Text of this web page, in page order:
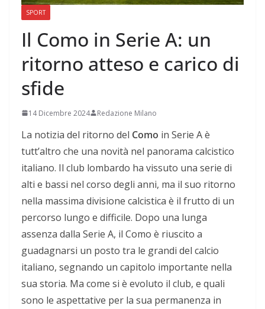
SPORT
Il Como in Serie A: un
ritorno atteso e carico di
sfide
14 Dicembre 2024 Redazione Milano
La notizia del ritorno del Como in Serie A è
tutt’altro che una novità nel panorama calcistico
italiano. Il club lombardo ha vissuto una serie di
alti e bassi nel corso degli anni, ma il suo ritorno
nella massima divisione calcistica è il frutto di un
percorso lungo e difficile. Dopo una lunga
assenza dalla Serie A, il Como è riuscito a
guadagnarsi un posto tra le grandi del calcio
italiano, segnando un capitolo importante nella
sua storia. Ma come si è evoluto il club, e quali
sono le aspettative per la sua permanenza in